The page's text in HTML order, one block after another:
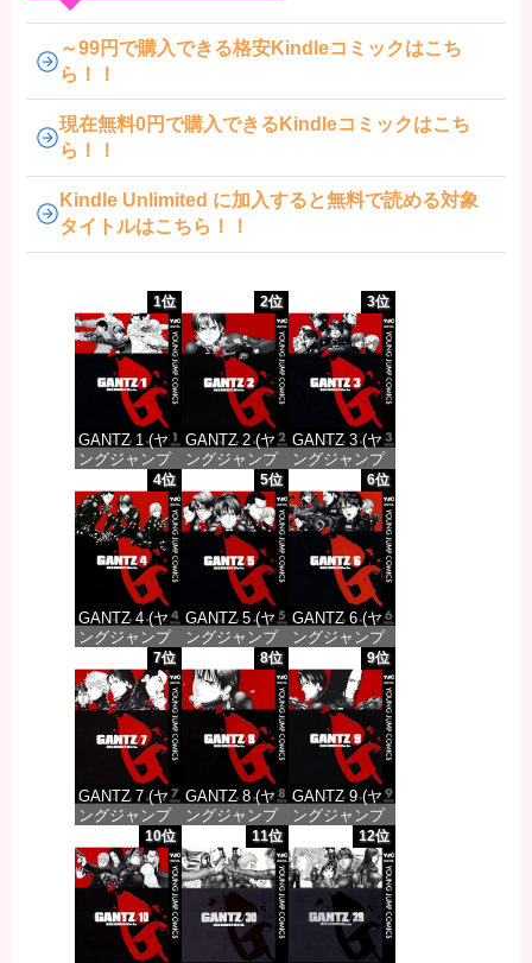
～99円で購入できる格安Kindleコミックはこち
ら！！
現在無料0円で購入できるKindleコミックはこち
ら！！
Kindle Unlimited に加入すると無料で読める対象
タイトルはこちら！！
1位
GANTZ 1 (ヤ
ングジャンプ
コミックス
DIGITAL)
価格：¥100
2位
GANTZ 2 (ヤ
ングジャンプ
コミックス
DIGITAL)
価格：¥100
3位
GANTZ 3 (ヤ
ングジャンプ
コミックス
DIGITAL)
価格：¥100
4位
GANTZ 4 (ヤ
ングジャンプ
コミックス
DIGITAL)
価格：¥100
5位
GANTZ 5 (ヤ
ングジャンプ
コミックス
DIGITAL)
価格：¥100
6位
GANTZ 6 (ヤ
ングジャンプ
コミックス
DIGITAL)
価格：¥100
7位
GANTZ 7 (ヤ
ングジャンプ
コミックス
DIGITAL)
価格：¥100
8位
GANTZ 8 (ヤ
ングジャンプ
コミックス
DIGITAL)
価格：¥100
9位
GANTZ 9 (ヤ
ングジャンプ
コミックス
DIGITAL)
価格：¥100
10位 11位 12位